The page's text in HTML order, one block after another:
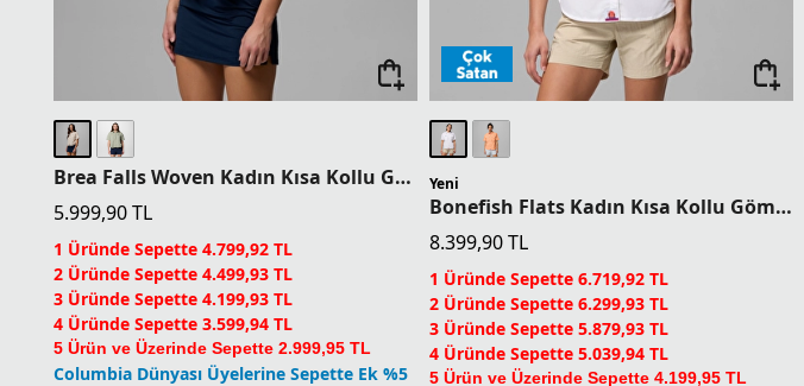
Brea Falls Woven Kadın Kısa Kollu Gömlek
5.999,90TL
1 Üründe Sepette 4.799,92 TL
2 Üründe Sepette 4.499,93 TL
3 Üründe Sepette 4.199,93 TL
4 Üründe Sepette 3.599,94 TL
5 Ürün ve Üzerinde Sepette 2.999,95 TL
Columbia Dünyası Üyelerine Sepette Ek %5
İndirim
8.399,90
1 Üründe Sepette 6.719,92 TL
2 Üründe Sepette 6.299,93 TL
3 Üründe Sepette 5.879,93 TL
4 Üründe Sepette 5.039,94 TL
5 Ürün ve Üzerinde Sepette 4.199,95 TL
Columbia Dünyası Üyelerine Sepette Ek %5
İndirim